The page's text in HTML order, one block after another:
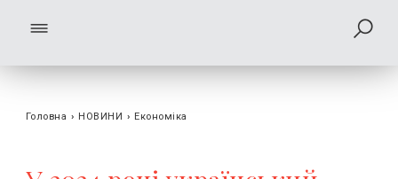
Головна › НОВИНИ › Економіка